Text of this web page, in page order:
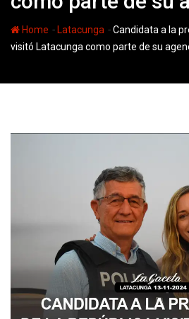
Home - Latacunga -Candidata a la
visitó Latacunga como parte de su